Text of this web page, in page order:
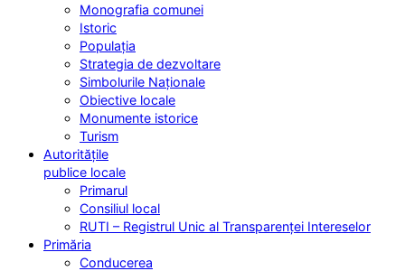
Monografia comunei
Istoric
Populația
Strategia de dezvoltare
Simbolurile Naționale
Obiective locale
Monumente istorice
Turism
Autoritățile
publice locale
Primarul
Consiliul local
RUTI – Registrul Unic al Transparenței Intereselor
Primăria
Conducerea